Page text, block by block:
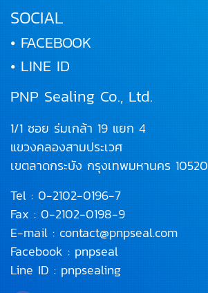
SOCIAL
• FACEBOOK
• LINE ID
PNP Sealing Co., Ltd.
1/1 ซอย ร่มเกล้า 19 แยก 4
แขวงคลองสามประเวศ
เขตลาดกระบัง กรุงเทพมหานคร 10520
Tel : 0-2102-0196-7
Fax : 0-2102-0198-9
E-mail : contact@pnpseal.com
Facebook : pnpseal
Line ID : pnpsealing